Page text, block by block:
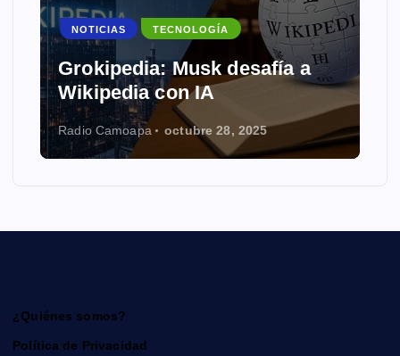
NOTICIAS TECNOLOGÍA
Grokipedia: Musk desafía a
Wikipedia con IA
Radio Camoapa octubre 28, 2025
¿Quiénes somos?
Política de Privacidad